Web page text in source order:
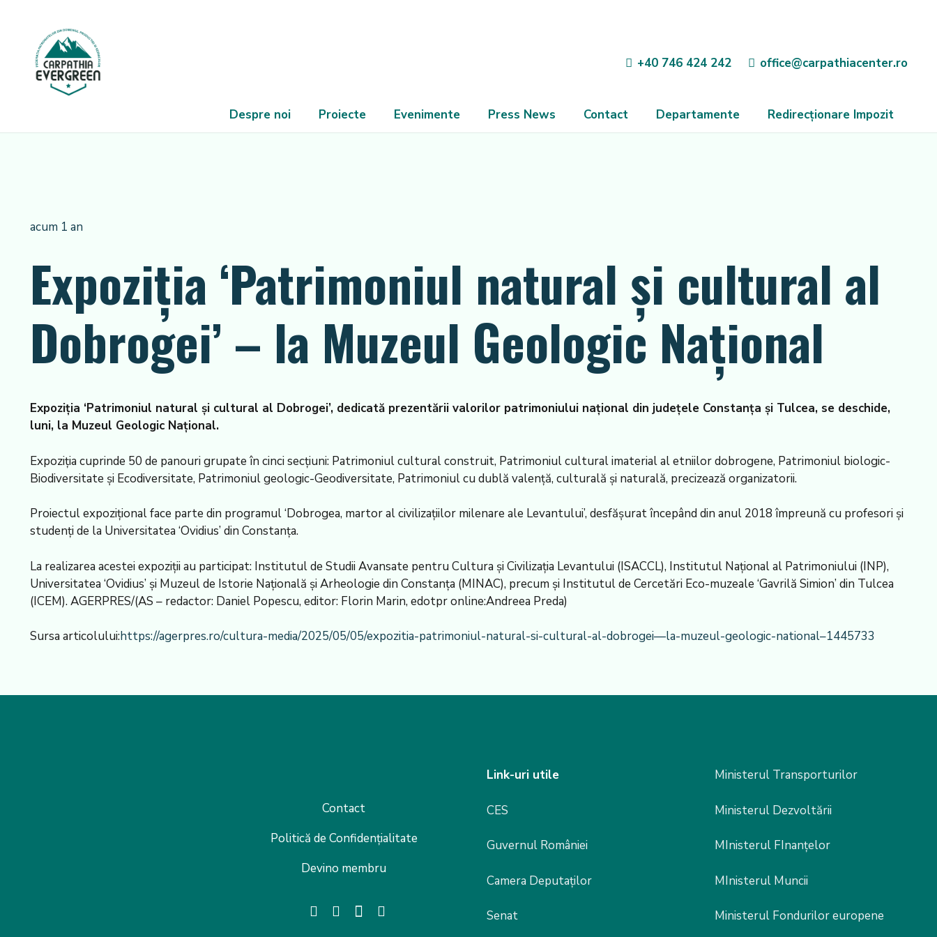
+40 746 424 242 office@carpathiacenter.ro
Despre noi Proiecte Evenimente Press News Contact Departamente Redirecționare Impozit
acum 1 an
Expoziția ‘Patrimoniul natural și cultural al
Dobrogei’ – la Muzeul Geologic Național
Expoziția ‘Patrimoniul natural și cultural al Dobrogei’, dedicată prezentării valorilor patrimoniului național din județele Constanța și Tulcea, se deschide,
luni, la Muzeul Geologic Național.
Expoziția cuprinde 50 de panouri grupate în cinci secțiuni: Patrimoniul cultural construit, Patrimoniul cultural imaterial al etniilor dobrogene, Patrimoniul biologic-
Biodiversitate și Ecodiversitate, Patrimoniul geologic-Geodiversitate, Patrimoniul cu dublă valență, culturală și naturală, precizează organizatorii.
Proiectul expozițional face parte din programul ‘Dobrogea, martor al civilizațiilor milenare ale Levantului’, desfășurat începând din anul 2018 împreună cu profesori și
studenți de la Universitatea ‘Ovidius’ din Constanța.
La realizarea acestei expoziții au participat: Institutul de Studii Avansate pentru Cultura și Civilizația Levantului (ISACCL), Institutul Național al Patrimoniului (INP),
Universitatea ‘Ovidius’ și Muzeul de Istorie Națională și Arheologie din Constanța (MINAC), precum și Institutul de Cercetări Eco-muzeale ‘Gavrilă Simion’ din Tulcea
(ICEM). AGERPRES/(AS – redactor: Daniel Popescu, editor: Florin Marin, edotpr online:Andreea Preda)
Sursa articolului:https://agerpres.ro/cultura-media/2025/05/05/expozitia-patrimoniul-natural-si-cultural-al-dobrogei—la-muzeul-geologic-national–1445733
Contact
Politică de Confidențialitate
Devino membru
Link-uri utile
CES
Guvernul României
Camera Deputaților
Senat
Ministerul Transporturilor
Ministerul Dezvoltării
MInisterul FInanțelor
MInisterul Muncii
Ministerul Fondurilor europene